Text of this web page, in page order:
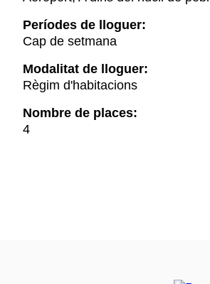
Períodes de lloguer:
Cap de setmana
Modalitat de lloguer:
Règim d'habitacions
Nombre de places:
4